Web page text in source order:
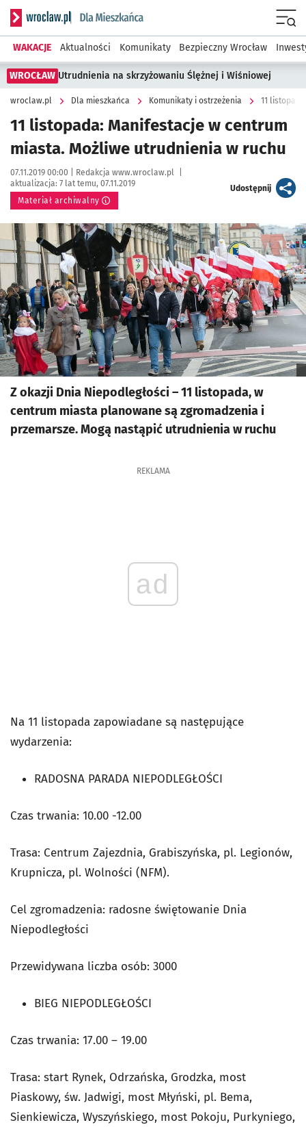
Serwis informacyjny wroclaw.pl podserwis: Dla mieszkańca
WAKACJE Aktualności Komunikaty Bezpieczny Wrocław
WROCŁAW Utrudnienia na skrzyżowaniu Ślężnej i Wiśniowej
wroclaw.pl Dla mieszkańca Komunikaty i ostrzeżenia 11
11 listopada: Manifestacje w centrum
miasta. Możliwe utrudnienia w ruchu
Data publikacji:
07.11.2019 00:00 | Autor:
Redakcja www.wroclaw.pl
aktualizacja: 7 lat temu, 07.11.2019
Materiał archiwalny
Udostępnijartykuł
Kliknij, aby powiększyć
Z okazji Dnia Niepodległości – 11 listopada, w
centrum miasta planowane są zgromadzenia i
przemarsze. Mogą nastąpić utrudnienia w ruchu
REKLAMA
ad
Na 11 listopada zapowiadane są następujące
wydarzenia:
RADOSNA PARADA NIEPODLEGŁOŚCI
Czas trwania: 10.00 -12.00
Trasa: Centrum Zajezdnia, Grabiszyńska, pl. Legionów,
Krupnicza, pl. Wolności (NFM).
Cel zgromadzenia: radosne świętowanie Dnia
Niepodległości
Przewidywana liczba osób: 3000
BIEG NIEPODLEGŁOŚCI
Czas trwania: 17.00 – 19.00
Trasa: start Rynek, Odrzańska, Grodzka, most
Piaskowy, św. Jadwigi, most Młyński, pl. Bema,
Sienkiewicza, Wyszyńskiego, most Pokoju, Purkyniego,